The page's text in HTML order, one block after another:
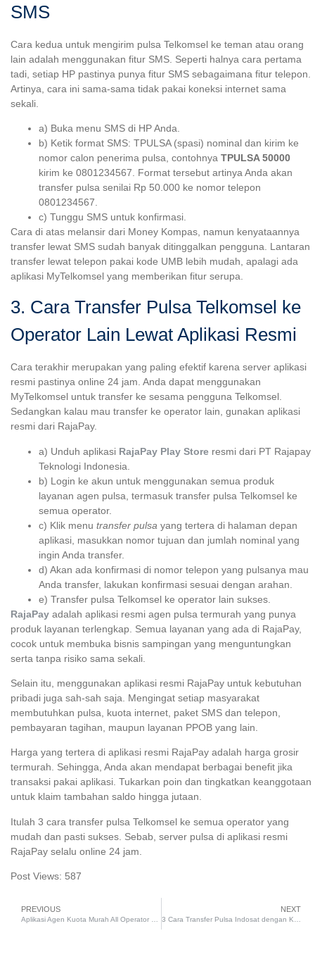
SMS
Cara kedua untuk mengirim pulsa Telkomsel ke teman atau orang
lain adalah menggunakan fitur SMS. Seperti halnya cara pertama
tadi, setiap HP pastinya punya fitur SMS sebagaimana fitur telepon.
Artinya, cara ini sama-sama tidak pakai koneksi internet sama
sekali.
a) Buka menu SMS di HP Anda.
b) Ketik format SMS: TPULSA (spasi) nominal dan kirim ke
nomor calon penerima pulsa, contohnya TPULSA 50000
kirim ke 0801234567. Format tersebut artinya Anda akan
transfer pulsa senilai Rp 50.000 ke nomor telepon
0801234567.
c) Tunggu SMS untuk konfirmasi.
Cara di atas melansir dari Money Kompas, namun kenyataannya
transfer lewat SMS sudah banyak ditinggalkan pengguna. Lantaran
transfer lewat telepon pakai kode UMB lebih mudah, apalagi ada
aplikasi MyTelkomsel yang memberikan fitur serupa.
3. Cara Transfer Pulsa Telkomsel ke
Operator Lain Lewat Aplikasi Resmi
Cara terakhir merupakan yang paling efektif karena server aplikasi
resmi pastinya online 24 jam. Anda dapat menggunakan
MyTelkomsel untuk transfer ke sesama pengguna Telkomsel.
Sedangkan kalau mau transfer ke operator lain, gunakan aplikasi
resmi dari RajaPay.
a) Unduh aplikasi RajaPay Play Store resmi dari PT Rajapay
Teknologi Indonesia.
b) Login ke akun untuk menggunakan semua produk
layanan agen pulsa, termasuk transfer pulsa Telkomsel ke
semua operator.
c) Klik menu transfer pulsa yang tertera di halaman depan
aplikasi, masukkan nomor tujuan dan jumlah nominal yang
ingin Anda transfer.
d) Akan ada konfirmasi di nomor telepon yang pulsanya mau
Anda transfer, lakukan konfirmasi sesuai dengan arahan.
e) Transfer pulsa Telkomsel ke operator lain sukses.
RajaPay adalah aplikasi resmi agen pulsa termurah yang punya
produk layanan terlengkap. Semua layanan yang ada di RajaPay,
cocok untuk membuka bisnis sampingan yang menguntungkan
serta tanpa risiko sama sekali.
Selain itu, menggunakan aplikasi resmi RajaPay untuk kebutuhan
pribadi juga sah-sah saja. Mengingat setiap masyarakat
membutuhkan pulsa, kuota internet, paket SMS dan telepon,
pembayaran tagihan, maupun layanan PPOB yang lain.
Harga yang tertera di aplikasi resmi RajaPay adalah harga grosir
termurah. Sehingga, Anda akan mendapat berbagai benefit jika
transaksi pakai aplikasi. Tukarkan poin dan tingkatkan keanggotaan
untuk klaim tambahan saldo hingga jutaan.
Itulah 3 cara transfer pulsa Telkomsel ke semua operator yang
mudah dan pasti sukses. Sebab, server pulsa di aplikasi resmi
RajaPay selalu online 24 jam.
Post Views: 587
PREVIOUS NEXT